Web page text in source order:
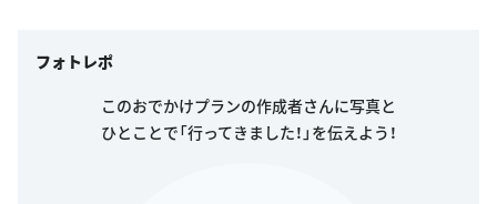
フォトレポ
このおでかけプランの作成者さんに写真と
ひとことで「行ってきました！」を伝えよう！